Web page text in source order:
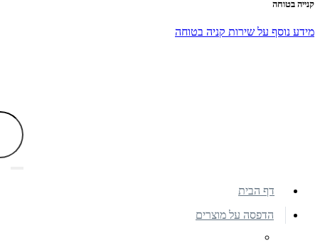
קנייה בטוחה
מידע נוסף על שירות קניה בטוחה
דף הבית
הדפסה על מוצרים